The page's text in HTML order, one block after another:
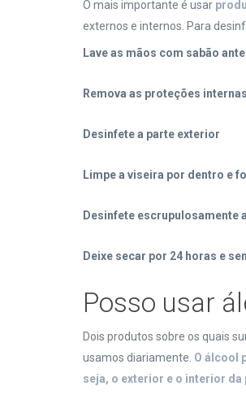
O mais importante é usar
externos e internos. Para
Lave as mãos com sabão
Remova as proteções
Desinfete a parte exterior
Limpe a viseira por dentro e
Desinfete escrupulosamente
Deixe secar por 24 horas e
Posso usar
Dois produtos sobre os quais
usamos diariamente. O álcool
seja, o exterior e o interior